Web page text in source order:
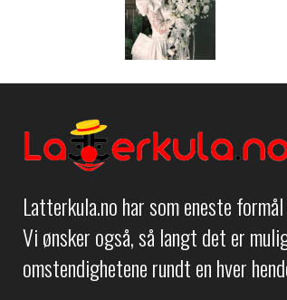
Latterkula.no har som eneste
Vi ønsker også, så langt det er
omstendighetene rundt en hver